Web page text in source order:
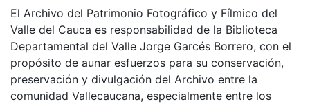
El Archivo del Patrimonio Fotográfico y Fílmico del
Valle del Cauca es responsabilidad de la Biblioteca
Departamental del Valle Jorge Garcés Borrero, con el
propósito de aunar esfuerzos para su conservación,
preservación y divulgación del Archivo entre la
comunidad Vallecaucana, especialmente entre los